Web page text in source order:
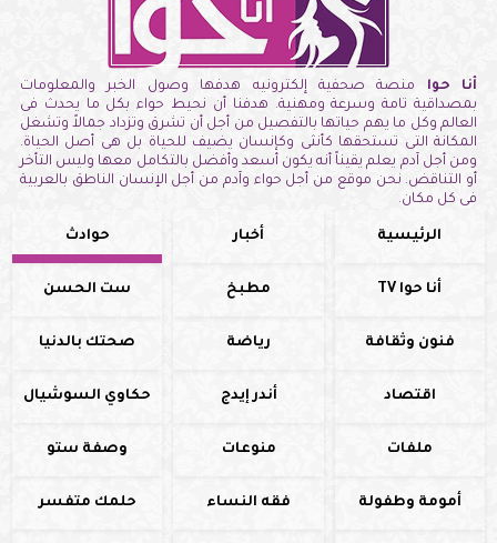
أنا حوا منصة صحفية إلكترونيه هدفها وصول الخبر والمعلومات
بمصداقية تامة وسرعة ومهنية. هدفنا أن نحيط حواء بكل ما يحدث فى
العالم وكل ما يهم حياتها بالتفصيل من أجل أن تشرق وتزداد جمالاً وتشغل
المكانة التى تستحقها كأنثى وكإنسان يضيف للحياة بل هى أصل الحياة.
ومن أجل آدم يعلم يقيناً أنه يكون أسعد وأفضل بالتكامل معها وليس التأخر
أو التناقض. نحن موقع من أجل حواء وآدم من أجل الإنسان الناطق بالعربية
فى كل مكان.
الرئيسية أخبار حوادث
أنا حوا TV مطبخ ست الحسن
فنون وثقافة رياضة صحتك بالدنيا
اقتصاد أندر إيدج حكاوي السوشيال
ملفات منوعات وصفة ستو
أمومة وطفولة فقه النساء حلمك متفسر